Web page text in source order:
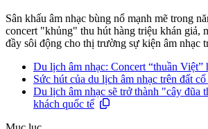
Sân khấu âm nhạc bùng nổ mạnh mẽ trong
concert "khủng" thu hút hàng triệu khán giả,
đầy sôi động cho thị trường sự kiện âm nhạc
Du lịch âm nhạc: Concert “thuần Việt”
Sức hút của du lịch âm nhạc trên đất
Du lịch âm nhạc sẽ trở thành "cây đũa
khách quốc tế